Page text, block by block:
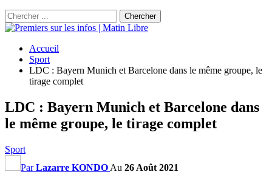
Accueil
Sport
LDC : Bayern Munich et Barcelone dans le même groupe, le
tirage complet
LDC : Bayern Munich et Barcelone dans
le même groupe, le tirage complet
Sport
ParLazarre KONDO Au 26 Août 2021